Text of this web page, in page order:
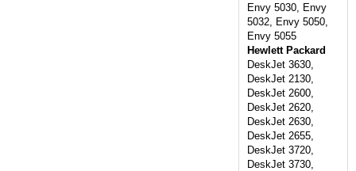
Envy 5030, Envy
5032, Envy 5050,
Envy 5055
Hewlett Packard
DeskJet 3630,
DeskJet 2130,
DeskJet 2600,
DeskJet 2620,
DeskJet 2630,
DeskJet 2655,
DeskJet 3720,
DeskJet 3730,